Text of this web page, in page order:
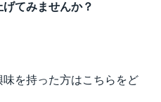
げてみませんか？
を持った方はこちらをど